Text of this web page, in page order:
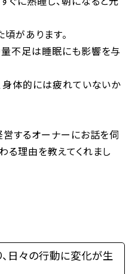
があります。
不足は睡眠にも影響を与
身体的には疲れていないか
営するオーナーにお話を伺
る理由を教えてくれまし
日々の行動に変化が生